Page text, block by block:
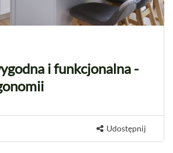
i funkcjonalna -
Udostępnij